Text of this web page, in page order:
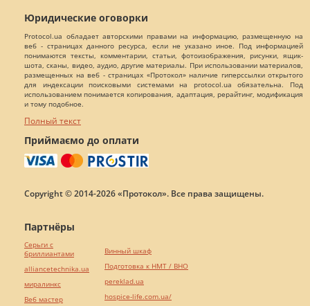
Юридические оговорки
Protocol.ua обладает авторскими правами на информацию, размещенную на
веб - страницах данного ресурса, если не указано иное. Под информацией
понимаются тексты, комментарии, статьи, фотоизображения, рисунки, ящик-
шота, сканы, видео, аудио, другие материалы. При использовании материалов,
размещенных на веб - страницах «Протокол» наличие гиперссылки открытого
для индексации поисковыми системами на protocol.ua обязательна. Под
использованием понимается копирования, адаптация, рерайтинг, модификация
и тому подобное.
Полный текст
Приймаємо до оплати
Copyright © 2014-2026 «Протокол». Все права защищены.
Партнёры
Серьги с
бриллиантами
alliancetechnika.ua
миралинкс
Веб мастер
Винный шкаф
Подготовка к НМТ / ВНО
pereklad.ua
hospice-life.com.ua/